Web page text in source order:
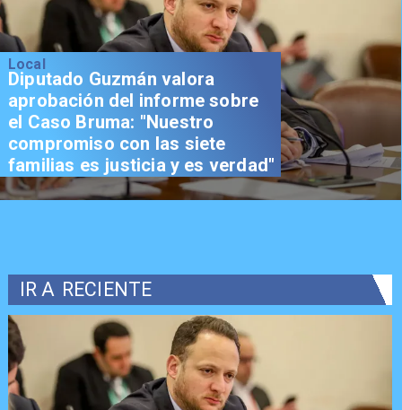
Local
Diputado Guzmán valora
aprobación del informe sobre
el Caso Bruma: "Nuestro
compromiso con las siete
familias es justicia y es verdad"
IR A RECIENTE